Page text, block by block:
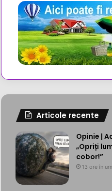
Articole recente
Opinie |
„Opriți
cobor!”
13 ore în